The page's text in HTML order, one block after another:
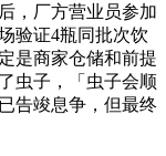
，厂方营业员参加
验证4瓶同批次饮
是商家仓储和前提
虫子，「虫子会顺
告竣息争，但最终